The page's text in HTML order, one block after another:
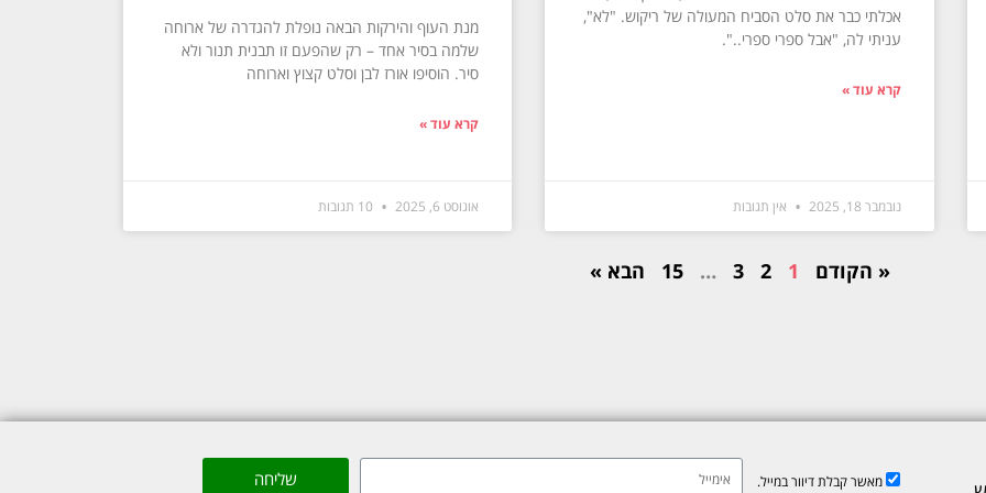
אכלתי כבר את סלט הסביח המעולה של ריקוש. "לא",
עניתי לה, "אבל ספרי ספרי..".
קרא עוד »
נובמבר 18, 2025 אין תגובות
מנת העוף והירקות הבאה נופלת להגדרה של ארוחה
שלמה בסיר אחד – רק שהפעם זו תבנית תנור ולא
סיר. הוסיפו אורז לבן וסלט קצוץ וארוחה
קרא עוד »
אוגוסט 6, 2025
« הקודם 1
2
3
…
15 הבא »
Made with ❤ by box מאשר קבלת דיוור במייל. שליחה